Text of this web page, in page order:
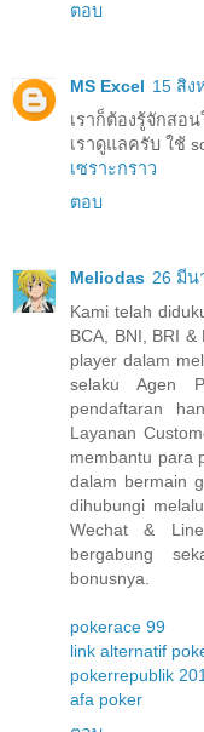
ตอบ
MS Excel 15 สิง
เราก็ต้องรู้จักสอ
เราดูแลครับ ใช้
เซราะกราว
ตอบ
Meliodas 26 มีน
Kami telah
BCA, BNI, BRI
player dalam
selaku Agen
pendaftaran
Layanan
membantu para
dalam bermain
dihubungi
Wechat &
bergabung
bonusnya.
pokerace 99
link alternatif
pokerrepublik
afa poker